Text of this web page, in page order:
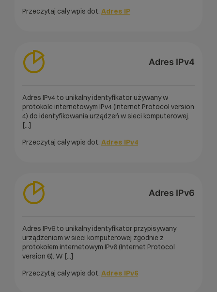
Przeczytaj cały wpis dot. Adres IP
Adres IPv4
Adres IPv4 to unikalny identyfikator używany w
protokole internetowym IPv4 (Internet Protocol version
4) do identyfikowania urządzeń w sieci komputerowej.
[...]
Przeczytaj cały wpis dot. Adres IPv4
Adres IPv6
Adres IPv6 to unikalny identyfikator przypisywany
urządzeniom w sieci komputerowej zgodnie z
protokołem internetowym IPv6 (Internet Protocol
version 6). W [...]
Przeczytaj cały wpis dot. Adres IPv6